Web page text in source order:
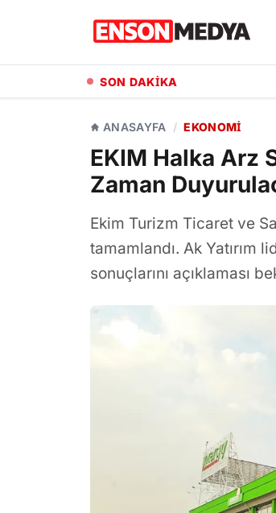
SON DAKİKA
ANASAYFA / EKONOMI
EKIM Halka Arz
Zaman
Ekim Turizm Ticaret ve
tamamlandı. Ak Yatırım
sonuçlarını açıklaması